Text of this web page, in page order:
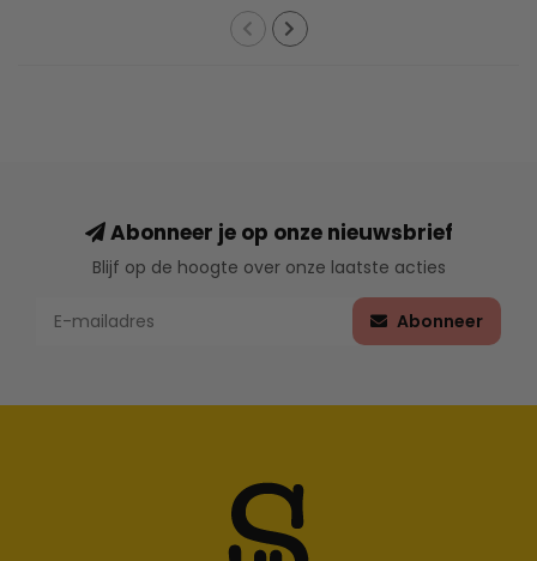
Abonneer je op onze nieuwsbrief
Blijf op de hoogte over onze laatste acties
Abonneer